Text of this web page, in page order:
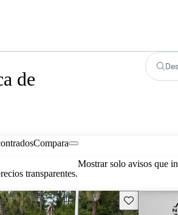
de
Compara
transparentes.
Mostrar solo avisos que
Guarda este